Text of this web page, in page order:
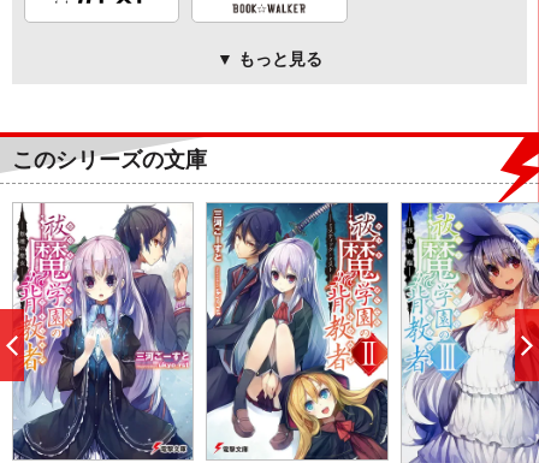
▼ もっと見る
このシリーズの文庫
前
へ